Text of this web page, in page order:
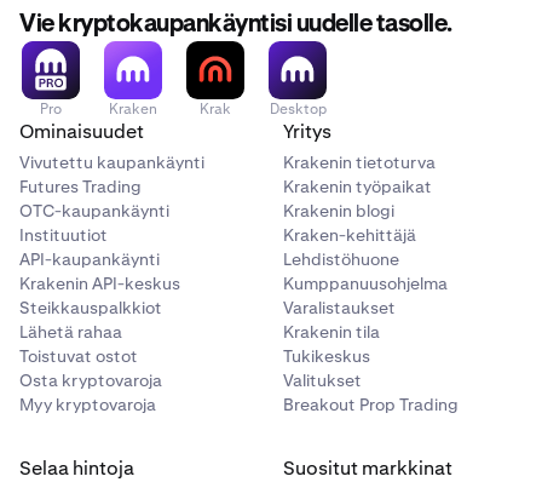
2
Valitse jokin luetelluista markkinoista tai napauta
Haku etsiäksesi sellaisen.
2
Valitse jokin luetelluista markkinoista tai napauta
Hakuetsiäksesi sellaisen. Jos päätät etsiä
suodattaa markkinoita, joilla
marginaalikauppa on käytettävissä.
marginaalivalitsin:Tässä näkyy käytettävissä oleva
saldosi vaihtovaluutassa sekä mahdollisuus ottaa
marginaali käyttöön. (Jos sovellettavissa)
• Rajahinta (vain rajahintatoimeksiannot):
syötät
, jos käytät rajahintatoimeksiantoa.
Rajahinta on hinta, jolla haluat ostaa tai myydä
omaisuuserän.
Vie kryptokaupankäyntisi uudelle tasolle.
Pro Kraken Krak Desktop
Ominaisuudet
Vivutettu kaupankäynti
Futures Trading
OTC-kaupankäynti
Instituutiot
API-kaupankäynti
Krakenin API-keskus
Steikkauspalkkiot
Lähetä rahaa
Toistuvat ostot
Osta kryptovaroja
Myy kryptovaroja
Yritys
Krakenin tietoturva
Krakenin työpaikat
Krakenin blogi
Kraken-kehittäjä
Lehdistöhuone
Kumppanuusohjelma
Varalistaukset
Krakenin tila
Tukikeskus
Valitukset
Breakout Prop Trading
Selaa hintoja Suositut markkinat